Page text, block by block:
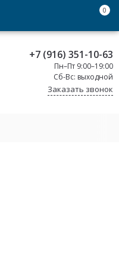
0
+7 (916) 351-10-63
Пн–Пт 9:00–19:00
Сб-Вс: выходной
Заказать звонок